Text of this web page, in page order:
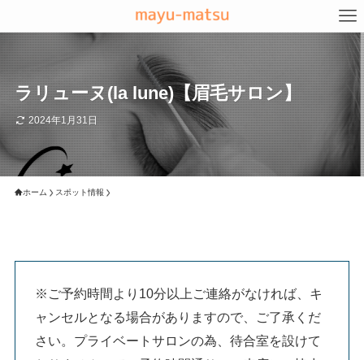
ラリューヌ(la lune)【眉毛サロン】
2024年1月31日
ホーム スポット情報
※ご予約時間より10分以上ご連絡がなければ、キ
ャンセルとなる場合がありますので、ご了承くだ
さい。プライベートサロンの為、待合室を設けて